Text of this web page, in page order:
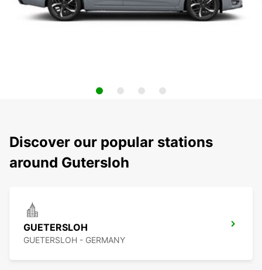
Discover our popular stations
around Gutersloh
GUETERSLOH
GUETERSLOH - GERMANY